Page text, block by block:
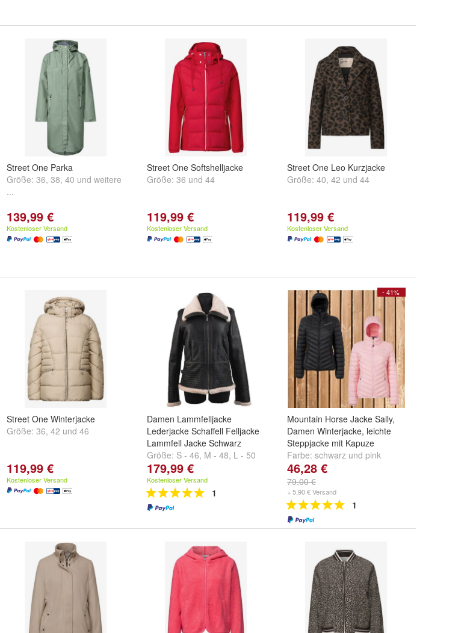
Street One Parka
Größe: 36, 38, 40 und weitere
...
139,99 €
Kostenloser Versand
Street One Softshelljacke
Größe: 36 und 44
119,99 €
Kostenloser Versand
Street One Leo Kurzjacke
Größe: 40, 42 und 44
119,99 €
Kostenloser Versand
Street One Winterjacke
Größe: 36, 42 und 46
119,99 €
Kostenloser Versand
Damen Lammfelljacke
Lederjacke Schaffell Felljacke
Lammfell Jacke Schwarz
Größe: S - 46, M - 48, L - 50
undweitere ...
179,99 €
Kostenloser Versand
1
- 41%
Mountain Horse Jacke Sally,
Damen Winterjacke, leichte
Steppjacke mit Kapuze
Farbe: schwarz und pink
46,28 €
79,00 €
+ 5,90 € Versand
1